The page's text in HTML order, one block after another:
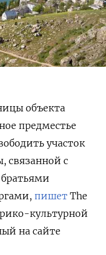
объекта
предместье
участок
связанной с
пишет The
культурной
на сайте